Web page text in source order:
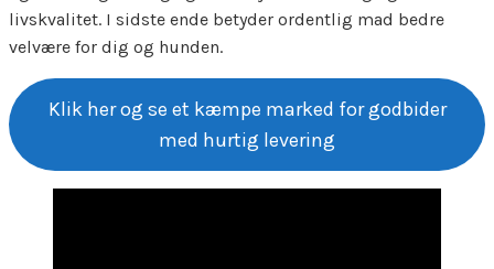
livskvalitet. I sidste ende betyder ordentlig mad bedre
velvære for dig og hunden.
Klik her og se et kæmpe marked for godbider
med hurtig levering